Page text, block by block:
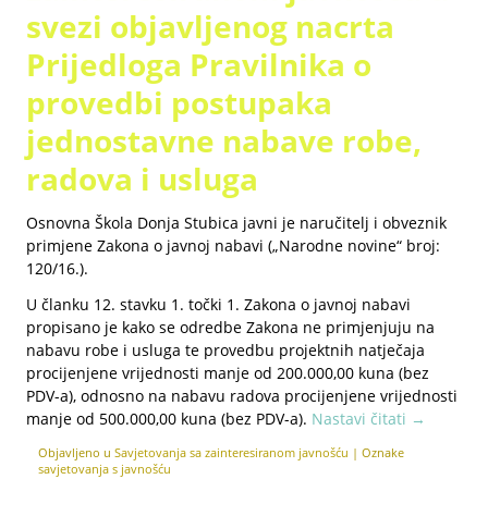
svezi objavljenog nacrta
Prijedloga Pravilnika o
provedbi postupaka
jednostavne nabave robe,
radova i usluga
Osnovna Škola Donja Stubica javni je naručitelj i obveznik
primjene Zakona o javnoj nabavi („Narodne novine“ broj:
120/16.).
U članku 12. stavku 1. točki 1. Zakona o javnoj nabavi
propisano je kako se odredbe Zakona ne primjenjuju na
nabavu robe i usluga te provedbu projektnih natječaja
procijenjene vrijednosti manje od 200.000,00 kuna (bez
PDV-a), odnosno na nabavu radova procijenjene vrijednosti
manje od 500.000,00 kuna (bez PDV-a). Nastavi čitati →
Objavljeno u Savjetovanja sa zainteresiranom javnošću |Oznake
savjetovanja s javnošću